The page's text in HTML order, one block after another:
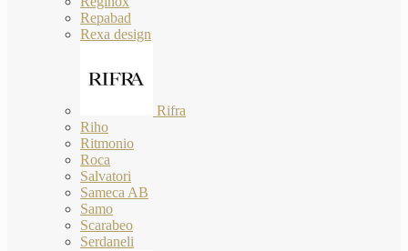
Repabad
Rexa design
Rifra
Riho
Ritmonio
Roca
Salvatori
Sameca AB
Samo
Scarabeo
Serdaneli